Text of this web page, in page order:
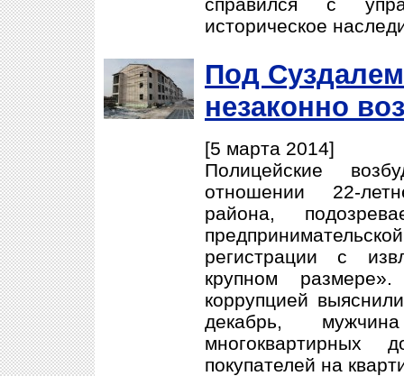
историческое
Под
незаконно
[5 марта 2014]
Полицейские
отношении 22-
района,
регистрации с
крупном
коррупцией
декабрь,
покупателей на